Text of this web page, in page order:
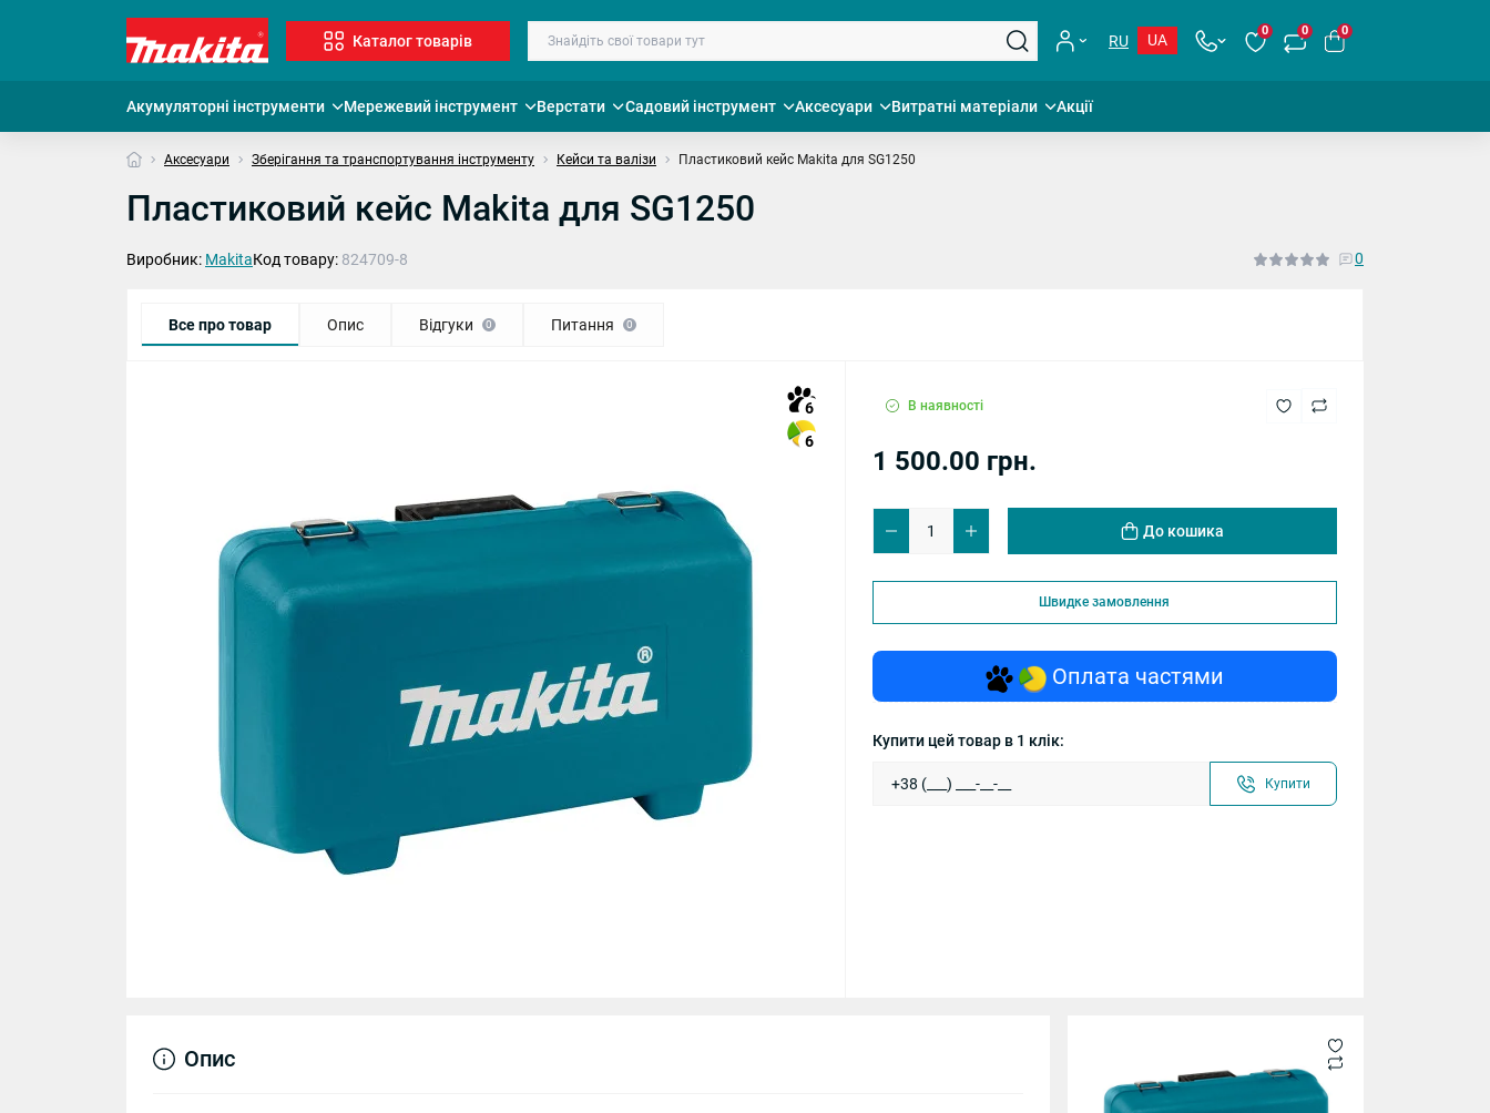
Каталог товарів RU UA
0 0 0
Акумуляторні інструменти Мережевий інструмент Верстати Садовий інструмент Аксесуари Витратні матеріали Акції
Аксесуари Зберігання та транспортування інструменту Кейси та валізи Пластиковий кейс Makita для SG1250
Пластиковий кейс Makita для SG1250
Виробник: MakitaКод товару: 824709-8 0
Все про товар Опис Відгуки 0 Питання 0
6
6
В наявності
1 500.00 грн.
До кошика
Швидке замовлення
Оплата частями
Купити цей товар в 1 клік:
Купити
Опис